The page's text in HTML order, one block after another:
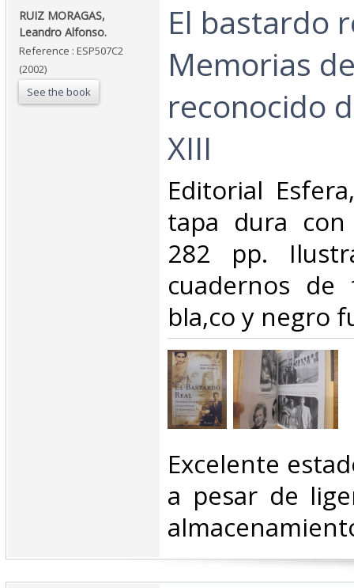
‎RUIZ MORAGAS,
Leandro Alfonso.‎
Reference : ESP507C2
(2002)
See the book
‎El bastardo
Memorias
reconocido
XIII‎
‎Editorial
tapa dura
282 pp.
cuadernos de
bla,co y negro
‎Excelente
a pesar de